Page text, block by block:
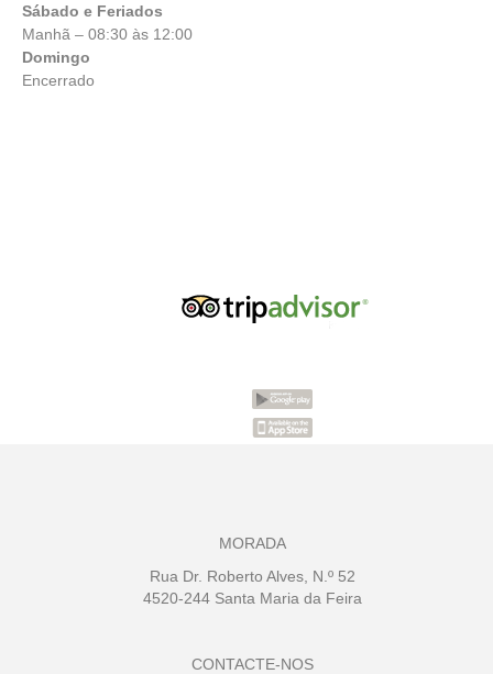
Sábado e Feriados
Manhã – 08:30 às 12:00
Domingo
Encerrado
MORADA
Rua Dr. Roberto Alves, N.º 52
4520-244 Santa Maria da Feira
CONTACTE-NOS